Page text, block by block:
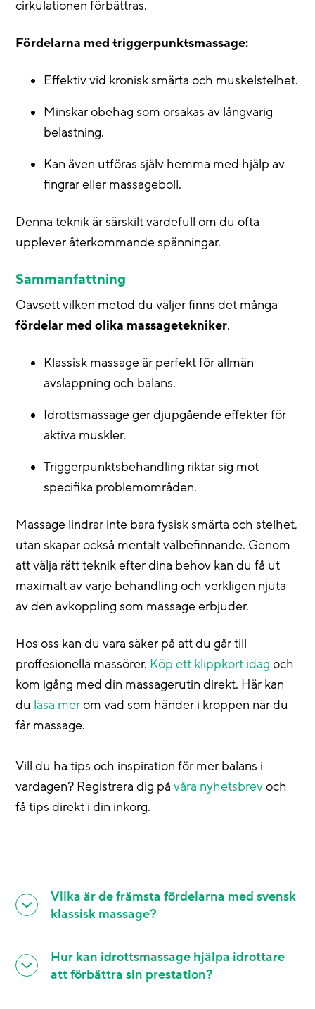
cirkulationen förbättras.
Fördelarna med triggerpunktsmassage:
Effektiv vid kronisk smärta och muskelstelhet.
Minskar obehag som orsakas av långvarig
belastning.
Kan även utföras själv hemma med hjälp av
fingrar eller massageboll.
Denna teknik är särskilt värdefull om du ofta
upplever återkommande spänningar.
Sammanfattning
Oavsett vilken metod du väljer finns det många
fördelar med olika massagetekniker.
Klassisk massage är perfekt för allmän
avslappning och balans.
Idrottsmassage ger djupgående effekter för
aktiva muskler.
Triggerpunktsbehandling riktar sig mot
specifika problemområden.
Massage lindrar inte bara fysisk smärta och stelhet,
utan skapar också mentalt välbefinnande. Genom
att välja rätt teknik efter dina behov kan du få ut
maximalt av varje behandling och verkligen njuta
av den avkoppling som massage erbjuder.
Hos oss kan du vara säker på att du går till
proffesionella massörer. Köp ett klippkort idag och
kom igång med din massagerutin direkt. Här kan
du läsa merom vad som händer i kroppen när du
får massage.
Vill du ha tips och inspiration för mer balans i
vardagen? Registrera dig påvåra nyhetsbrevoch
få tips direkt i din inkorg.
Vilka är de främsta fördelarna med svensk
klassisk massage?
Hur kan idrottsmassage hjälpa idrottare
att förbättra sin prestation?